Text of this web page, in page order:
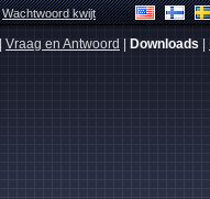
Wachtwoord kwijt
Vraag en Antwoord Downloads